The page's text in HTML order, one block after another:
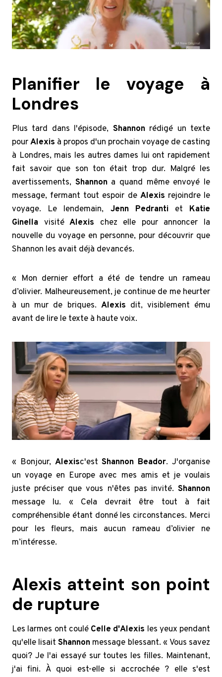
Planifier le voyage à
Londres
Plus tard dans l'épisode, Shannonrédigé un texte
pourAlexis à propos d'un prochain voyage de casting
à Londres, mais les autres dames lui ont rapidement
fait savoir que son ton était trop dur. Malgré les
avertissements, Shannona quand même envoyé le
message, fermant tout espoir de Alexis rejoindre le
voyage. Le lendemain, Jenn Pedranti et Katie
Ginella visitéAlexis chez elle pour annoncer la
nouvelle du voyage en personne, pour découvrir que
Shannon les avait déjà devancés.
« Mon dernier effort a été de tendre un rameau
d’olivier. Malheureusement, je continue de me heurter
à un mur de briques. Alexis dit, visiblement ému
avant de lire le texte à haute voix.
« Bonjour, Alexisc'estShannon Beador. J'organise
un voyage en Europe avec mes amis et je voulais
juste préciser que vous n'êtes pas invité. Shannon
message lu. « Cela devrait être tout à fait
compréhensible étant donné les circonstances. Merci
pour les fleurs, mais aucun rameau d’olivier ne
m’intéresse.
Alexis atteint son point
de rupture
Les larmes ont coulé Celle d'Alexis les yeux pendant
qu'elle lisaitShannon message blessant. « Vous savez
quoi? Je l'ai essayé sur toutes les filles. Maintenant,
j'ai fini. À quoi est-elle si accrochée ? elle s'est